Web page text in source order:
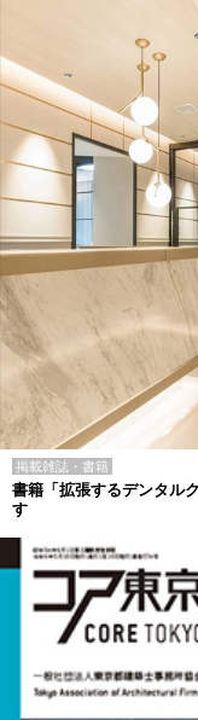
掲載雑誌・書籍
書籍「拡張するデンタル
す